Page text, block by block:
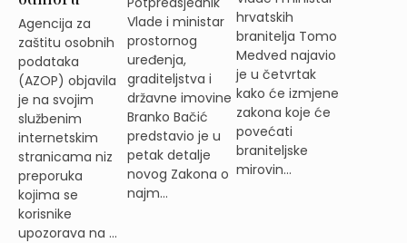
Agencija za
zaštitu osobnih
podataka
(AZOP) objavila
je na svojim
službenim
internetskim
stranicama niz
preporuka
kojima se
korisnike
upozorava na ...
Vlade i ministar
prostornog
uređenja,
graditeljstva i
državne imovine
Branko Bačić
predstavio je u
petak detalje
novog Zakona o
najm...
hrvatskih
branitelja Tomo
Medved najavio
je u četvrtak
kako će izmjene
zakona koje će
povećati
braniteljske
mirovin...